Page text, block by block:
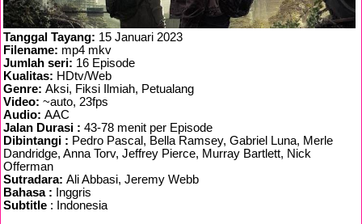
Tanggal Tayang: 15 Januari 2023
Filename: mp4 mkv
Jumlah seri: 16 Episode
Kualitas: HDtv/Web
Genre: Aksi, Fiksi Ilmiah, Petualang
Video: ~auto, 23fps
Audio: AAC
Jalan Durasi : 43-78 menit per Episode
Dibintangi : Pedro Pascal, Bella Ramsey, Gabriel Luna, Merle
Dandridge, Anna Torv, Jeffrey Pierce, Murray Bartlett, Nick
Offerman
Sutradara: Ali Abbasi, Jeremy Webb
Bahasa : Inggris
Subtitle : Indonesia